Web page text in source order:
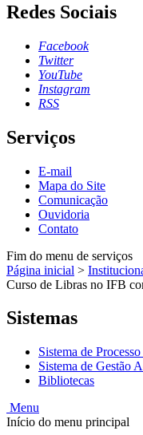
Redes Sociais
Facebook
Twitter
YouTube
Instagram
RSS
Serviços
E-mail
Mapa do Site
Comunicação
Ouvidoria
Contato
Fim do menu de serviços
Página inicial >
Curso de Libras no IFB
Sistemas
Sistema de
Sistema de Gestão
Bibliotecas
Menu
Início do menu principal